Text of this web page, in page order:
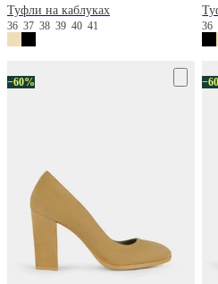
Туфли на каблуках
36 37 38 39 40 41 36
−60%